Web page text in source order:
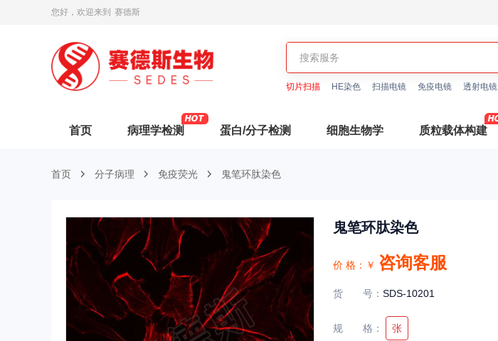
您好，欢迎来到 赛德斯
切片扫描 HE染色 扫描电镜 免疫电镜 透射电镜
首页 病理学检测 蛋白/分子检测 细胞生物学 质粒载体构建
首页 分子病理 免疫荧光 鬼笔环肽染色
鬼笔环肽染色
价 格： ￥ 咨询客服
货号 ： SDS-10201
规格 ： 张